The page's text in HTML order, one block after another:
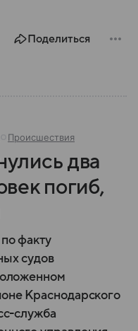
Поделиться
Происшествия
два
погиб,
факту
судов
Краснодарского
служба